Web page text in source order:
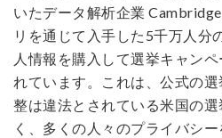
いたデータ解析企業
リを通じて入手した5千万人分
人情報を購入して選挙キャン
れています。これは、公式の
整は違法とされている米国の
く、多くの人々のプライバシ